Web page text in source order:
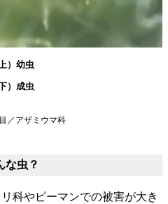
上）幼虫
下）成虫
／アザミウマ科
な虫？
科やピーマンでの被害が大き